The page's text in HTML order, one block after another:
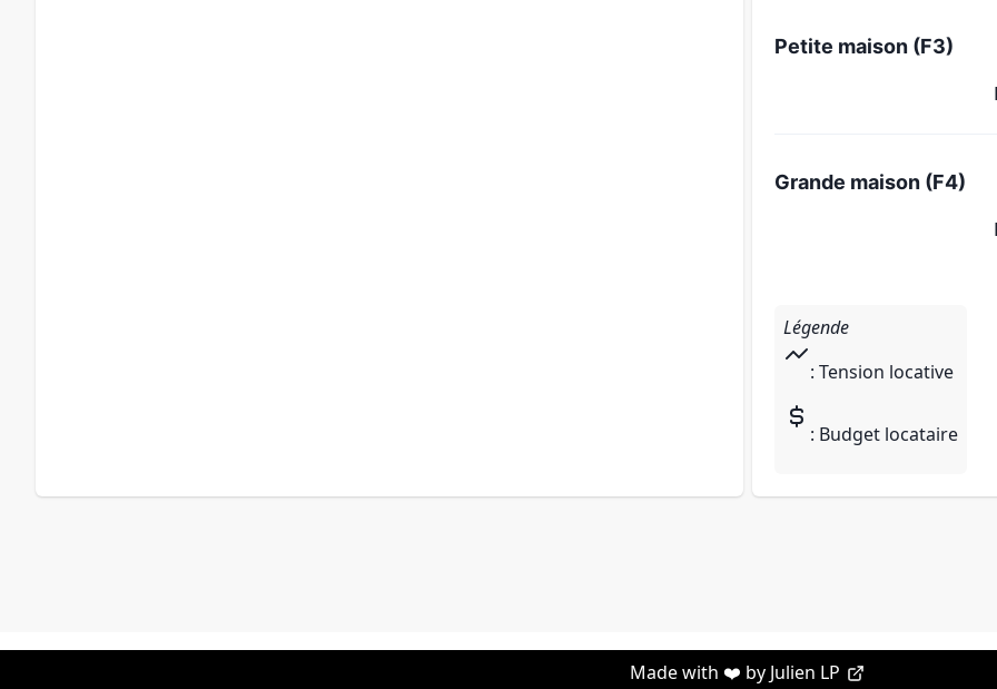
Petite maison (F3)
Grande maison (F4)
Légende
: Tension locative
: Budget locataire
Made with ❤️ by Julien LP